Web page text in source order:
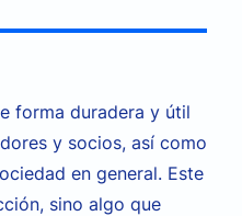
forma duradera y útil
y socios, así como
en general. Este
sino algo que